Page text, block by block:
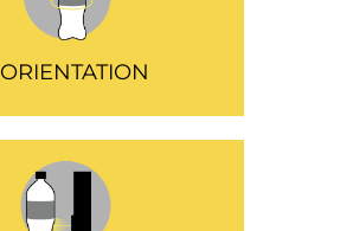
ORIENTATION